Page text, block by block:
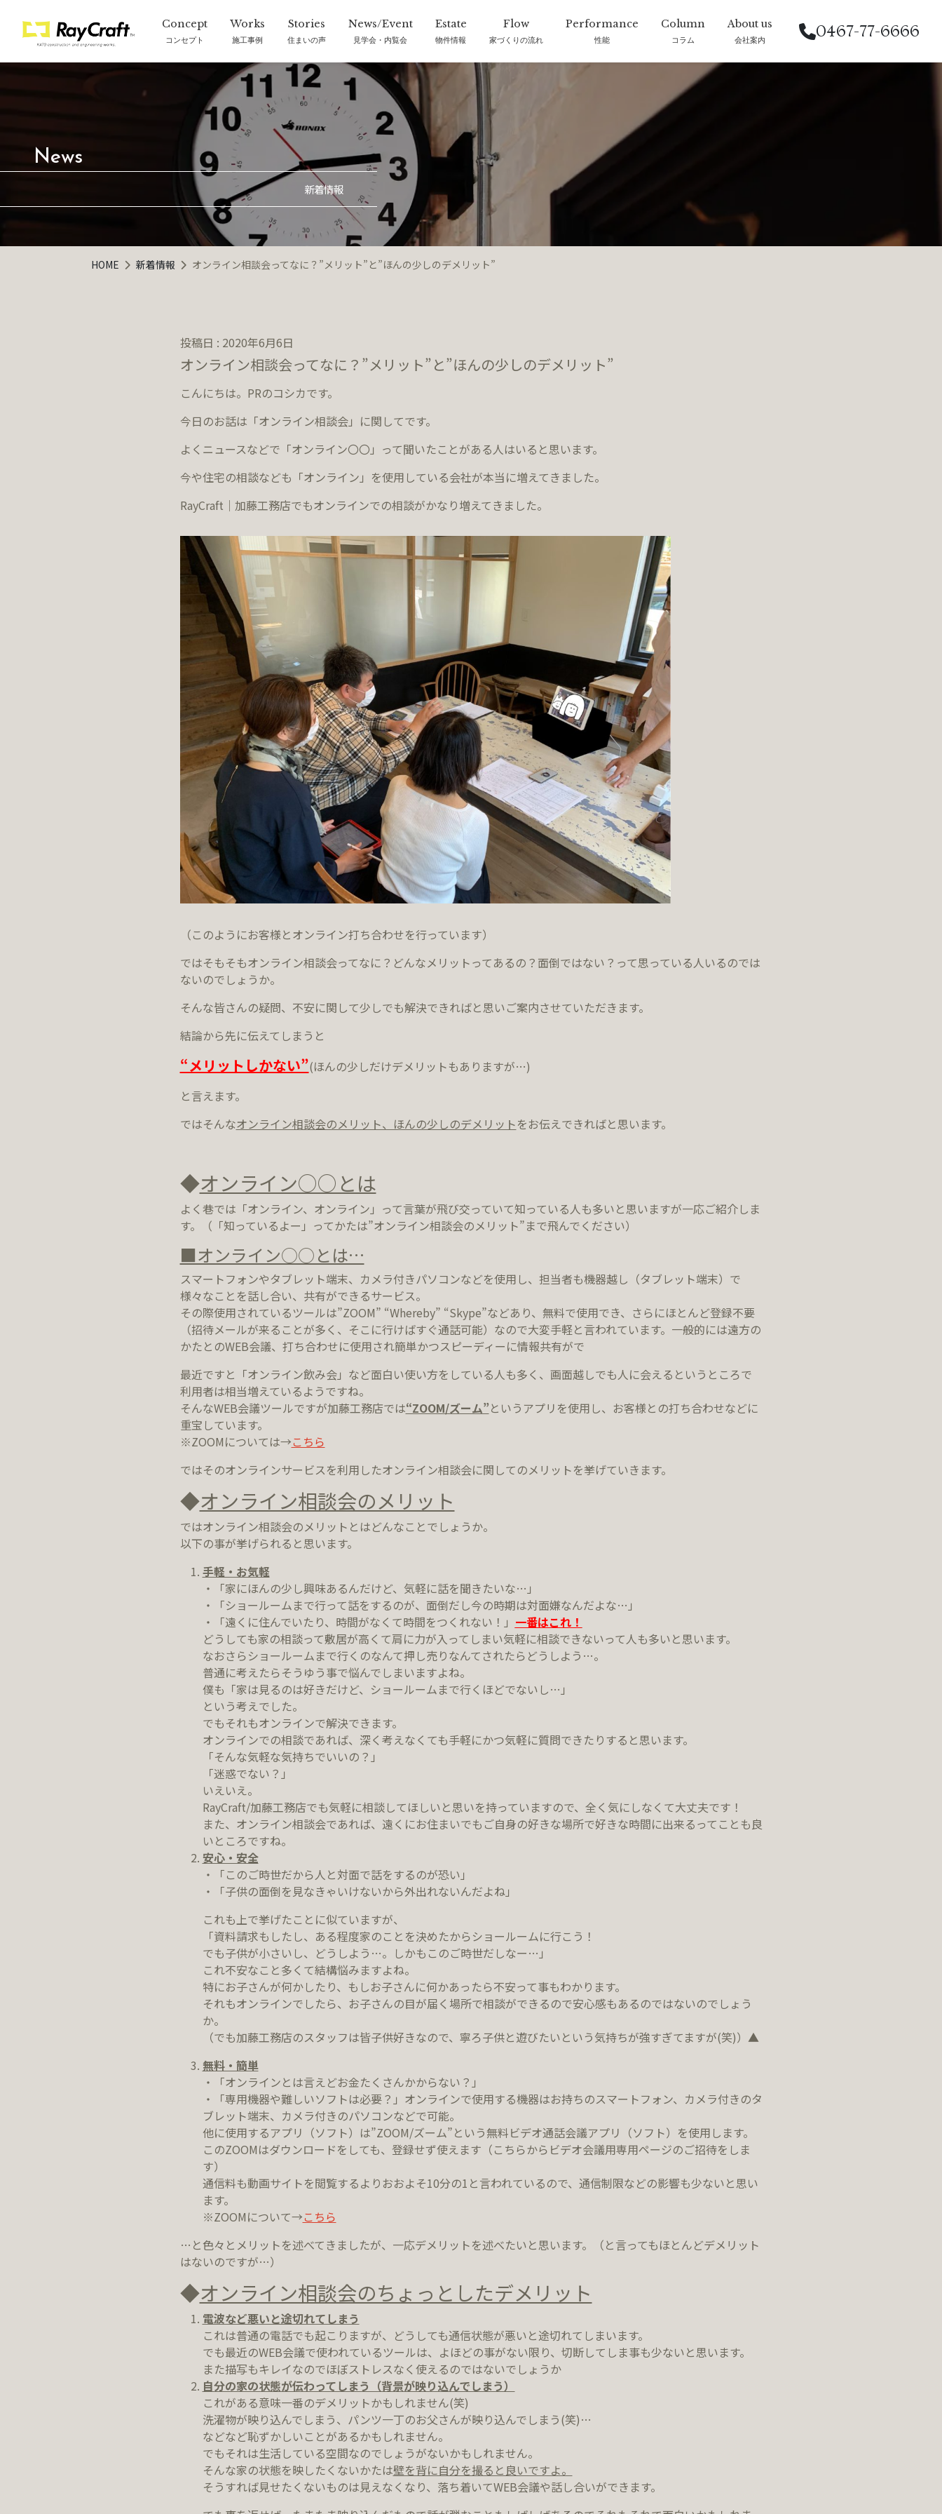
コンセプト 施工事例 住まいの声 見学会・内覧会 物件情報 家づくりの流れ 性能 コラム 会社案内 0467-77-6666
新着情報
HOME 新着情報 オンライン相談会ってなに？”メリット”と”ほんの少しのデメリット”
投稿日 : 2020年6月6日
オンライン相談会ってなに？”メリット”と”ほんの少しのデメリット”
こんにちは。PRのコシカです。
今日のお話は「オンライン相談会」に関してです。
よくニュースなどで「オンライン〇〇」って聞いたことがある人はいると思います。
今や住宅の相談なども「オンライン」を使用している会社が本当に増えてきました。
RayCraft｜加藤工務店でもオンラインでの相談がかなり増えてきました。
（このようにお客様とオンライン打ち合わせを行っています）
ではそもそもオンライン相談会ってなに？どんなメリットってあるの？面倒ではない？って思っている人いるのでは
ないのでしょうか。
そんな皆さんの疑問、不安に関して少しでも解決できればと思いご案内させていただきます。
結論から先に伝えてしまうと
“メリットしかない”(ほんの少しだけデメリットもありますが…)
と言えます。
ではそんなオンライン相談会のメリット、ほんの少しのデメリットをお伝えできればと思います。
◆オンライン○○とは
よく巷では「オンライン、オンライン」って言葉が飛び交っていて知っている人も多いと思いますが一応ご紹介しま
す。（「知っているよー」ってかたは”オンライン相談会のメリット”まで飛んでください）
■オンライン○○とは…
スマートフォンやタブレット端末、カメラ付きパソコンなどを使用し、担当者も機器越し（タブレット端末）で
様々なことを話し合い、共有ができるサービス。
その際使用されているツールは”ZOOM” “Whereby” “Skype”などあり、無料で使用でき、さらにほとんど登録不要
（招待メールが来ることが多く、そこに行けばすぐ通話可能）なので大変手軽と言われています。一般的には遠方の
かたとのWEB会議、打ち合わせに使用され簡単かつスピーディーに情報共有がで
最近ですと「オンライン飲み会」など面白い使い方をしている人も多く、画面越しでも人に会えるというところで
利用者は相当増えているようですね。
そんなWEB会議ツールですが加藤工務店では“ZOOM/ズーム”というアプリを使用し、お客様との打ち合わせなどに
重宝しています。
※ZOOMについては→こちら
ではそのオンラインサービスを利用したオンライン相談会に関してのメリットを挙げていきます。
◆オンライン相談会のメリット
ではオンライン相談会のメリットとはどんなことでしょうか。
以下の事が挙げられると思います。
手軽・お気軽
・「家にほんの少し興味あるんだけど、気軽に話を聞きたいな…」
・「ショールームまで行って話をするのが、面倒だし今の時期は対面嫌なんだよな…」
・「遠くに住んでいたり、時間がなくて時間をつくれない！」 一番はこれ！
どうしても家の相談って敷居が高くて肩に力が入ってしまい気軽に相談できないって人も多いと思います。
なおさらショールームまで行くのなんて押し売りなんてされたらどうしよう…。
普通に考えたらそうゆう事で悩んでしまいますよね。
僕も「家は見るのは好きだけど、ショールームまで行くほどでないし…」
という考えでした。
でもそれもオンラインで解決できます。
オンラインでの相談であれば、深く考えなくても手軽にかつ気軽に質問できたりすると思います。
「そんな気軽な気持ちでいいの？」
「迷惑でない？」
いえいえ。
RayCraft/加藤工務店でも気軽に相談してほしいと思いを持っていますので、全く気にしなくて大丈夫です！
また、オンライン相談会であれば、遠くにお住まいでもご自身の好きな場所で好きな時間に出来るってことも良
いところですね。
安心・安全
・「このご時世だから人と対面で話をするのが恐い」
・「子供の面倒を見なきゃいけないから外出れないんだよね」
これも上で挙げたことに似ていますが、
「資料請求もしたし、ある程度家のことを決めたからショールームに行こう！
でも子供が小さいし、どうしよう…。しかもこのご時世だしなー…」
これ不安なこと多くて結構悩みますよね。
特にお子さんが何かしたり、もしお子さんに何かあったら不安って事もわかります。
それもオンラインでしたら、お子さんの目が届く場所で相談ができるので安心感もあるのではないのでしょう
か。
（でも加藤工務店のスタッフは皆子供好きなので、寧ろ子供と遊びたいという気持ちが強すぎてますが(笑)）▲
無料・簡単
・「オンラインとは言えどお金たくさんかからない？」
・「専用機器や難しいソフトは必要？」オンラインで使用する機器はお持ちのスマートフォン、カメラ付きのタ
ブレット端末、カメラ付きのパソコンなどで可能。
他に使用するアプリ（ソフト）は”ZOOM/ズーム”という無料ビデオ通話会議アプリ（ソフト）を使用します。
このZOOMはダウンロードをしても、登録せず使えます（こちらからビデオ会議用専用ページのご招待をしま
す）
通信料も動画サイトを閲覧するよりおおよそ10分の1と言われているので、通信制限などの影響も少ないと思い
ます。
※ZOOMについて→こちら
…と色々とメリットを述べてきましたが、一応デメリットを述べたいと思います。（と言ってもほとんどデメリット
はないのですが…）
◆オンライン相談会のちょっとしたデメリット
電波など悪いと途切れてしまう
これは普通の電話でも起こりますが、どうしても通信状態が悪いと途切れてしまいます。
でも最近のWEB会議で使われているツールは、よほどの事がない限り、切断してしま事も少ないと思います。
また描写もキレイなのでほぼストレスなく使えるのではないでしょうか
自分の家の状態が伝わってしまう（背景が映り込んでしまう）
これがある意味一番のデメリットかもしれません(笑)
洗濯物が映り込んでしまう、パンツ一丁のお父さんが映り込んでしまう(笑)…
などなど恥ずかしいことがあるかもしれません。
でもそれは生活している空間なのでしょうがないかもしれません。
そんな家の状態を映したくないかたは壁を背に自分を撮ると良いですよ。
そうすれば見せたくないものは見えなくなり、落ち着いてWEB会議や話し合いができます。